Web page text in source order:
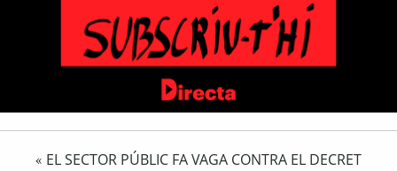
« EL SECTOR PÚBLIC FA VAGA CONTRA EL DECRET